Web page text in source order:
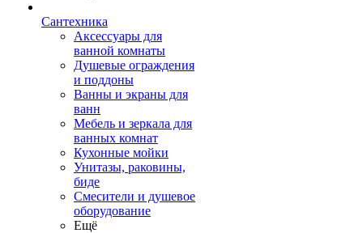
Сантехника
Аксессуары для
ванной комнаты
Душевые ограждения
и поддоны
Ванны и экраны для
ванн
Мебель и зеркала для
ванных комнат
Кухонные мойки
Унитазы, раковины,
биде
Смесители и душевое
оборудование
Ещё